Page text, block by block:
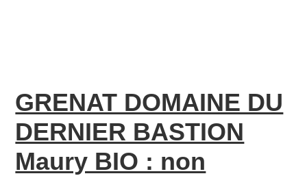
GRENAT DOMAINE DU
DERNIER BASTION
Maury BIO : non